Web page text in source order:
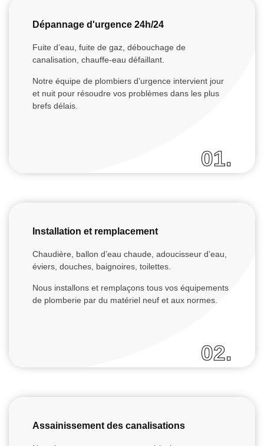
Dépannage d'urgence 24h/24
Fuite d’eau, fuite de gaz, débouchage de
canalisation, chauffe-eau défaillant.
Notre équipe de plombiers d’urgence intervient jour
et nuit pour résoudre vos problèmes dans les plus
brefs délais.
01.
Installation et remplacement
Chaudière, ballon d’eau chaude, adoucisseur d’eau,
éviers, douches, baignoires, toilettes.
Nous installons et remplaçons tous vos équipements
de plomberie par du matériel neuf et aux normes.
02.
Assainissement des canalisations